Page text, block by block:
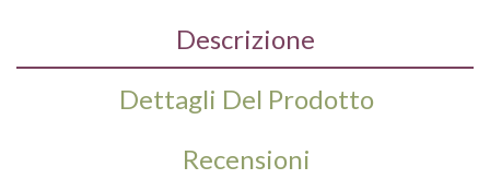
Descrizione
Dettagli Del Prodotto
Recensioni